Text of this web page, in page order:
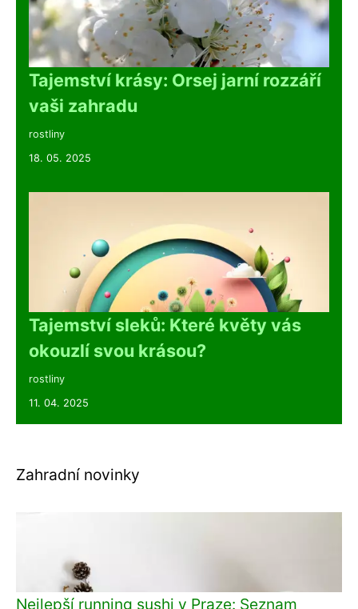
Tajemství krásy: Orsej jarní rozzáří
vaši zahradu
rostliny
18. 05. 2025
Tajemství sleků: Které květy vás
okouzlí svou krásou?
rostliny
11. 04. 2025
Zahradní novinky
Nejlepší running sushi v Praze: Seznam